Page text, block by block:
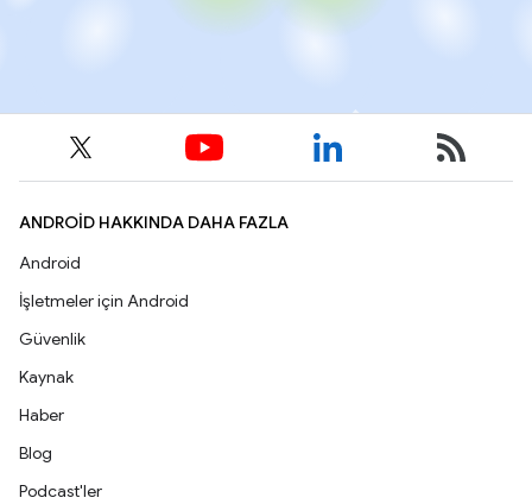
ANDROID HAKKINDA DAHA FAZLA
Android
İşletmeler için Android
Güvenlik
Kaynak
Haber
Blog
Podcast'ler